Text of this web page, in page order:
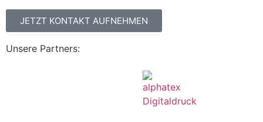
JETZT KONTAKT AUFNEHMEN
Unsere Partners: